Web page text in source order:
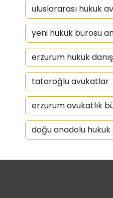
uluslararası hukuk
yeni hukuk bürosu
erzurum hukuk
tataroğlu avukatlar
erzurum avukatlık
doğu anadolu hukuk